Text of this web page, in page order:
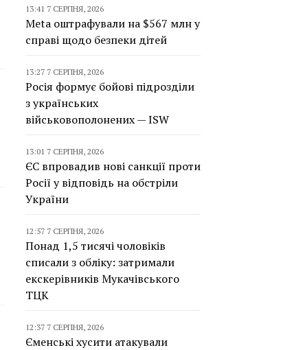
13:41 7 СЕРПНЯ, 2026
Meta оштрафували на $567 млн у
справі щодо безпеки дітей
13:27 7 СЕРПНЯ, 2026
Росія формує бойові підрозділи
з українських
військовополонених — ISW
13:01 7 СЕРПНЯ, 2026
ЄС впровадив нові санкції проти
Росії у відповідь на обстріли
України
12:57 7 СЕРПНЯ, 2026
Понад 1,5 тисячі чоловіків
списали з обліку: затримали
екскерівників Мукачівського
ТЦК
12:37 7 СЕРПНЯ, 2026
Єменські хусити атакували